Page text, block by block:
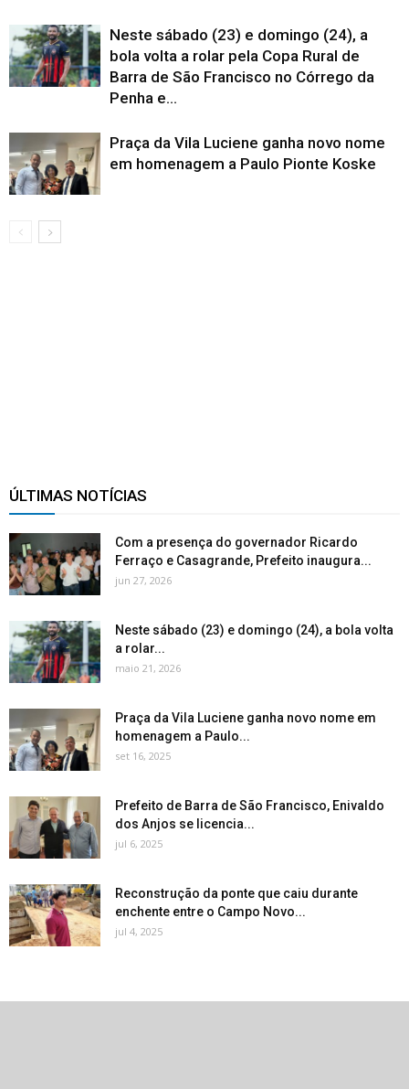
Neste sábado (23) e domingo (24), a
bola volta a rolar pela Copa Rural de
Barra de São Francisco no Córrego da
Penha e...
Praça da Vila Luciene ganha novo nome
em homenagem a Paulo Pionte Koske
ÚLTIMAS NOTÍCIAS
Com a presença do governador Ricardo
Ferraço e Casagrande, Prefeito inaugura...
jun 27, 2026
Neste sábado (23) e domingo (24), a bola volta
a rolar...
maio 21, 2026
Praça da Vila Luciene ganha novo nome em
homenagem a Paulo...
set 16, 2025
Prefeito de Barra de São Francisco, Enivaldo
dos Anjos se licencia...
jul 6, 2025
Reconstrução da ponte que caiu durante
enchente entre o Campo Novo...
jul 4, 2025